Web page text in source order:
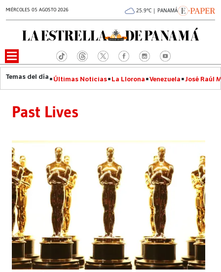
MIÉRCOLES 05 AGOSTO 2026 25.9°C | PANAMÁ
Últimas Noticias La Llorona Venezuela José Raúl
Past Lives